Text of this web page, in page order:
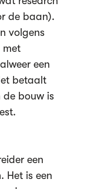
de baan).
volgens
met
een
betaalt
bouw is
een
Het is een